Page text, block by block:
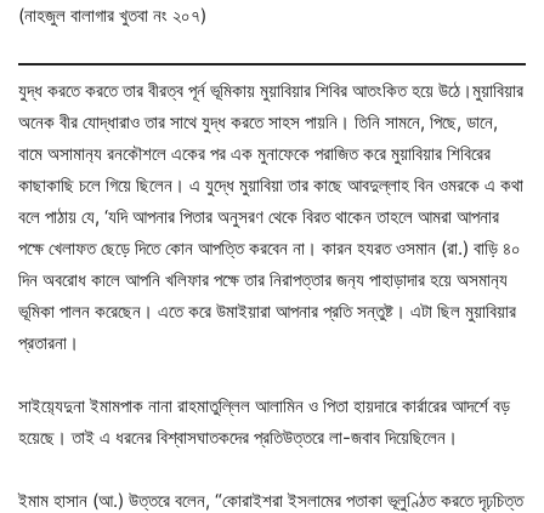
(নাহজুল বালাগার খুতবা নং ২০৭)
যুদ্ধ করতে করতে তার বীরত্ব পূর্ন ভূমিকায় মুয়াবিয়ার শিবির আতংকিত হয়ে উঠে।মুয়াবিয়ার
অনেক বীর যোদ্ধারাও তার সাথে যুদ্ধ করতে সাহস পায়নি। তিনি সামনে, পিছে, ডানে,
বামে অসামান‍্য রনকৌশলে একের পর এক মুনাফেকে পরাজিত করে মুয়াবিয়ার শিবিরের
কাছাকাছি চলে গিয়ে ছিলেন। এ যুদ্ধে মুয়াবিয়া তার কাছে আবদুল্লাহ বিন ওমরকে এ কথা
বলে পাঠায় যে, ‘যদি আপনার পিতার অনুসরণ থেকে বিরত থাকেন তাহলে আমরা আপনার
পক্ষে খেলাফত ছেড়ে দিতে কোন আপত্তি করবেন না। কারন হযরত ওসমান (রা.) বাড়ি ৪০
দিন অবরোধ কালে আপনি খলিফার পক্ষে তার নিরাপত্তার জন‍্য পাহাড়াদার হয়ে অসমান‍্য
ভূমিকা পালন করেছেন। এতে করে উমাইয়ারা আপনার প্রতি সন্তুষ্ট। এটা ছিল মুয়াবিয়ার
প্রতারনা।
সাইয়‍্যেদুনা ইমামপাক নানা রাহমাতুল্লিল আলামিন ও পিতা হায়দারে কার্রারের আদর্শে বড়
হয়েছে। তাই এ ধরনের বিশ্বাসঘাতকদের প্রতিউত্তরে লা-জবাব দিয়েছিলেন।
ইমাম হাসান (আ.) উত্তরে বলেন, “কোরাইশরা ইসলামের পতাকা ভূলুণ্ঠিত করতে দৃঢ়চিত্ত